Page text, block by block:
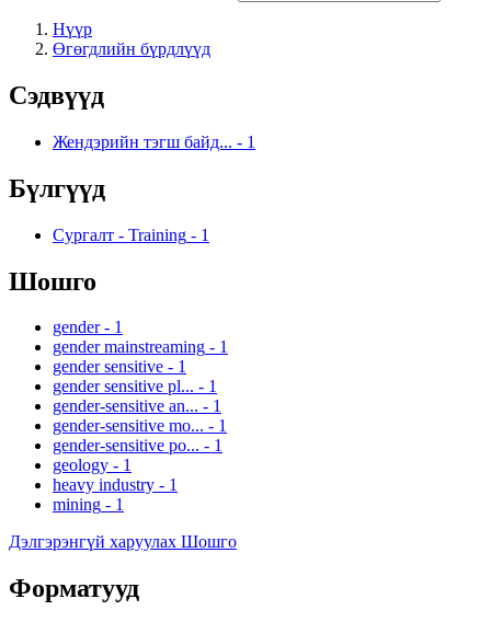
Нүүр
Өгөгдлийн бүрдлүүд
Сэдвүүд
Жендэрийн тэгш байд... - 1
Бүлгүүд
Сургалт - Training - 1
Шошго
gender - 1
gender mainstreaming - 1
gender sensitive - 1
gender sensitive pl... - 1
gender-sensitive an... - 1
gender-sensitive mo... - 1
gender-sensitive po... - 1
geology - 1
heavy industry - 1
mining - 1
Дэлгэрэнгүй харуулах Шошго
Форматууд